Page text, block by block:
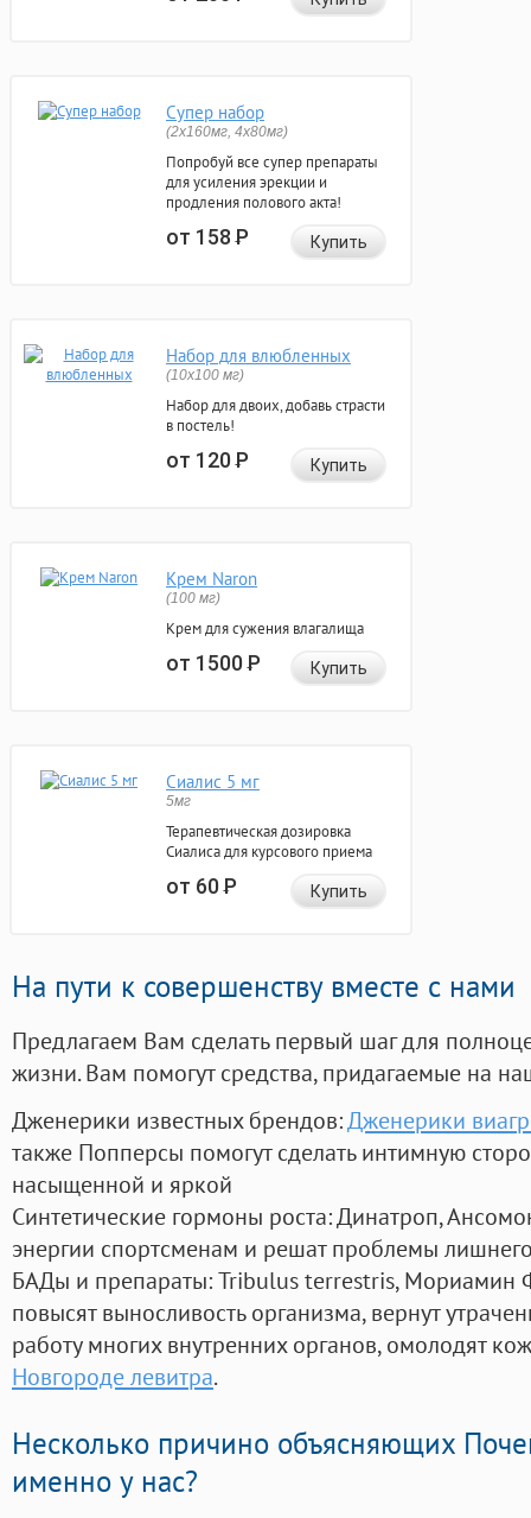
Супер набор
(2х160мг, 4х80мг)
Попробуй все супер препараты
для усиления эрекции и
продления полового акта!
от 158Р Купить
Набор для влюбленных
(10х100 мг)
Набор для двоих, добавь страсти
в постель!
от 120Р Купить
Крем Naron
(100 мг)
Крем для сужения влагалища
от 1500Р Купить
Сиалис 5 мг
5мг
Терапевтическая дозировка
Сиалиса для курсового приема
от 60Р Купить
На пути к совершенству вместе с нами
Предлагаем Вам сделать первый шаг для
жизни. Вам помогут средства, придагаемые на
Дженерики известных брендов:Дженерики
также Попперсы помогут сделать интимную
насыщенной и яркой
Синтетические гормоны роста: Динатроп,
энергии спортсменам и решат проблемы
БАДы и препараты:Tribulus terrestris, Мориамин
повысят выносливость организма, вернут
работу многих внутренних органов, омолодят
Новгороде левитра.
Несколько причино объясняющих
именно у нас?